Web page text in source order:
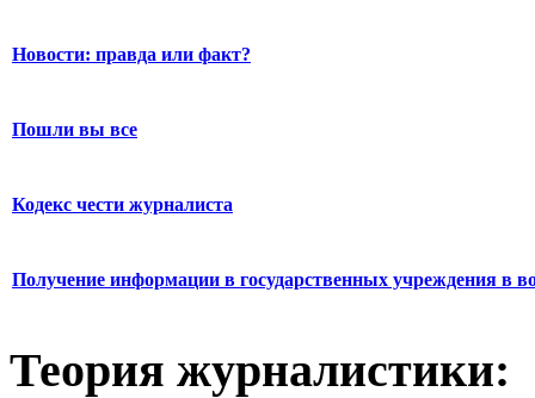
Новости: правда или факт?
Пошли вы все
Кодекс чести журналиста
Получение информации в государственных учреждения в
Теория журналистики: